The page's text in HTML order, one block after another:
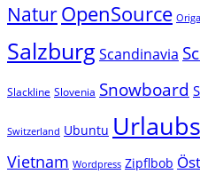
NaturOpenSource
SalzburgScandinavia
Slackline Slovenia Snowboard
Switzerland Ubuntu
Vietnam Wordpress Zipflbob